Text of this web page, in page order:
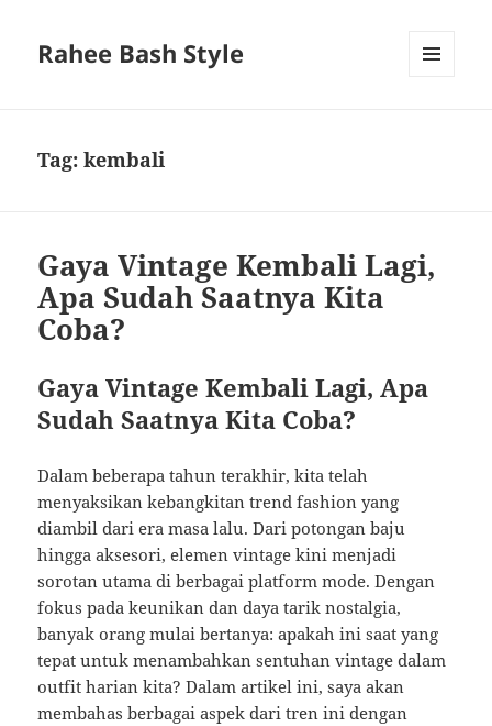
Rahee Bash Style
Tag:kembali
Gaya Vintage Kembali Lagi,
Apa Sudah Saatnya Kita
Coba?
Gaya Vintage Kembali Lagi, Apa
Sudah Saatnya Kita Coba?
Dalam beberapa tahun terakhir, kita telah
menyaksikan kebangkitan trend fashion yang
diambil dari era masa lalu. Dari potongan baju
hingga aksesori, elemen vintage kini menjadi
sorotan utama di berbagai platform mode. Dengan
fokus pada keunikan dan daya tarik nostalgia,
banyak orang mulai bertanya: apakah ini saat yang
tepat untuk menambahkan sentuhan vintage dalam
outfit harian kita? Dalam artikel ini, saya akan
membahas berbagai aspek dari tren ini dengan